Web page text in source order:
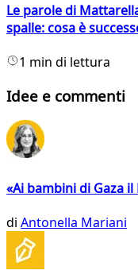
Le parole di
spalle: cosa è
1 min di lettura
Idee e commenti
«Ai bambini di Gaza
di Antonella Mariani